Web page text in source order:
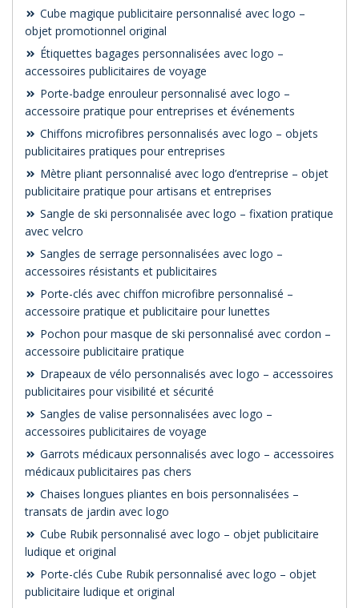
Cube magique publicitaire personnalisé avec logo –
objet promotionnel original
Étiquettes bagages personnalisées avec logo –
accessoires publicitaires de voyage
Porte-badge enrouleur personnalisé avec logo –
accessoire pratique pour entreprises et événements
Chiffons microfibres personnalisés avec logo – objets
publicitaires pratiques pour entreprises
Mètre pliant personnalisé avec logo d’entreprise – objet
publicitaire pratique pour artisans et entreprises
Sangle de ski personnalisée avec logo – fixation pratique
avec velcro
Sangles de serrage personnalisées avec logo –
accessoires résistants et publicitaires
Porte-clés avec chiffon microfibre personnalisé –
accessoire pratique et publicitaire pour lunettes
Pochon pour masque de ski personnalisé avec cordon –
accessoire publicitaire pratique
Drapeaux de vélo personnalisés avec logo – accessoires
publicitaires pour visibilité et sécurité
Sangles de valise personnalisées avec logo –
accessoires publicitaires de voyage
Garrots médicaux personnalisés avec logo – accessoires
médicaux publicitaires pas chers
Chaises longues pliantes en bois personnalisées –
transats de jardin avec logo
Cube Rubik personnalisé avec logo – objet publicitaire
ludique et original
Porte-clés Cube Rubik personnalisé avec logo – objet
publicitaire ludique et original